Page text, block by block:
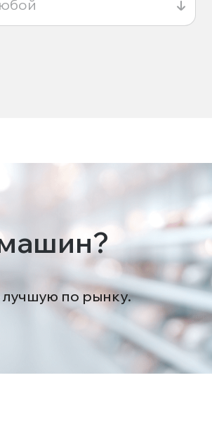
лучшую по рынку.